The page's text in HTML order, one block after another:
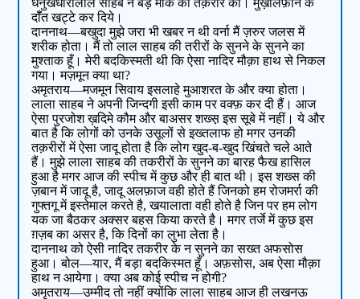
दॉँत खट्टे कर दिये।
दाननाथ—बखुदा मुझे जरा भी खबर न थी वर्ना मैं ज़रुर जलस में
शरीक होता। मैं तो लाल साहब की तरीरों के सुनने के सुनने का
मुश्ताक हूँ। मेरी बदकिस्मती थी कि ऐसा नादिर मौक़ा हाथ से निकल
गया। मज़मून क्या था?
अमृतराय—मजमून सिवाय इसलाहे मुआशरत के और क्या होता।
लाला साहब ने अपनी जिन्दगी इसी काम पर वक्फ़ कर दी हैं। आज
ऐसा पुरजोश ख़दिमे कौम और बाअसर शख्स़ इस सूबे में नहीं। ये और
बात है कि लोगों को उनके उसूलों से इख्तलाफ हो मगर उनकी
तक़रीरों में ऐसा जादू होता है कि लोग खुद-ब-खुद खिंचते चले आते
हैं। मुझे लाला साहब की तकरीरों के सुनने का बारह फैख हासिल
हुआ है मगर आज की स्पीच में कुछ और ही बात थी। इस शख्स की
ज़बान में जादू है, जादू अलफ़ाज वही होते हैं जिनको हम रोजमर्रा की
गुफ्तगू में इस्तेमाल करते है, खयालाता वही होते है जिन पर हम लोग
यक जा बैठकर अक्सर बहस किया करते है। मगर तर्जे में कुछ इस
ग़ज़ब का असर है, कि दिनों का लुभा लेता है।
दाननाथ को ऐसी नादिर तकरीर के न सुनने का सख्त अफसोस
हुआ। बोल—यार, मैं बड़ा बदकिस्मत हूँ। अफ़सोस, अब ऐसा मौक़ा
हाथ न आयेगा। क्या अब कोई स्पीच न होगी?
अमृतराय—उम्मीद तो नहीं क्योंकि लाला साहब आज ही लखनऊ